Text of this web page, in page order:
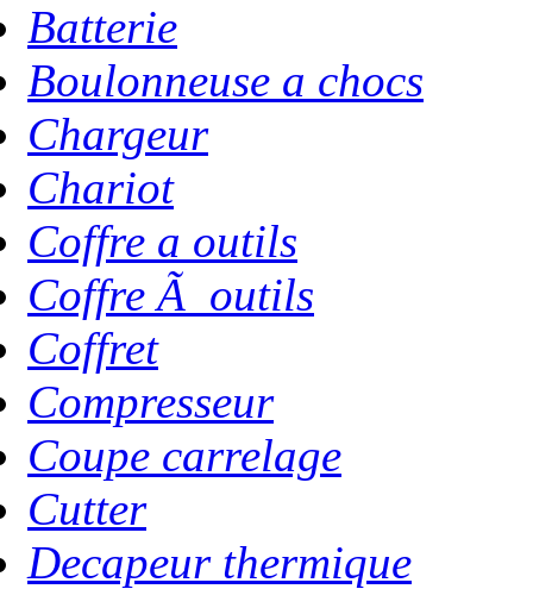
Batterie
Boulonneuse a chocs
Chargeur
Chariot
Coffre a outils
Coffre Ã outils
Coffret
Compresseur
Coupe carrelage
Cutter
Decapeur thermique